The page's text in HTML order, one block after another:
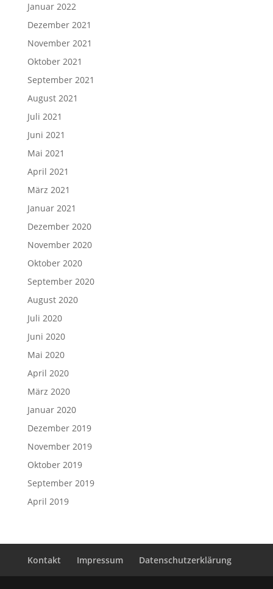
Januar 2022
Dezember 2021
November 2021
Oktober 2021
September 2021
August 2021
Juli 2021
Juni 2021
Mai 2021
April 2021
März 2021
Januar 2021
Dezember 2020
November 2020
Oktober 2020
September 2020
August 2020
Juli 2020
Juni 2020
Mai 2020
April 2020
März 2020
Januar 2020
Dezember 2019
November 2019
Oktober 2019
September 2019
April 2019
Kontakt Impressum Datenschutzerklärung